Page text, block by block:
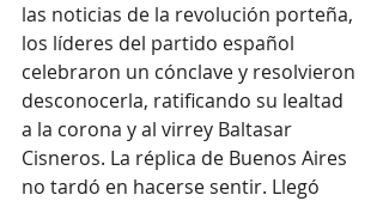
las noticias de la revolución porteña,
los líderes del partido español
celebraron un cónclave y resolvieron
desconocerla, ratificando su lealtad
a la corona y al virrey Baltasar
Cisneros. La réplica de Buenos Aires
no tardó en hacerse sentir. Llegó